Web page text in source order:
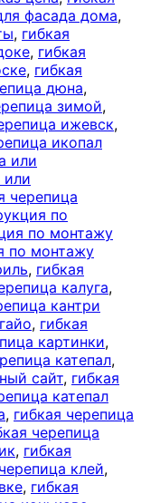
фасада дома,
, гибкая
, гибкая
, гибкая
дюна,
зимой,
ижевск,
икопал
или
или
черепица
по
по монтажу
по монтажу
, гибкая
калуга,
кантри
, гибкая
картинки,
катепал,
сайт, гибкая
катепал
, гибкая черепица
черепица
, гибкая
клей,
, гибкая